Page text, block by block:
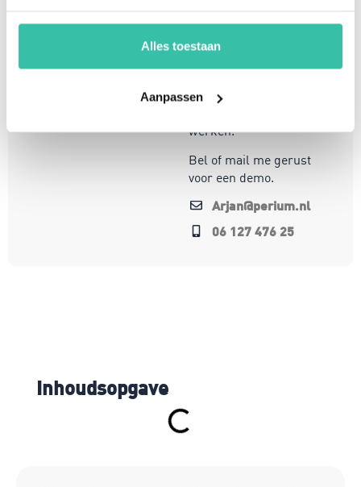
Alles toestaan
Aanpassen
organisaties om
weerbaar en compliant
wereld. Mijn focus ligt
werken.
Bel of mail me gerust
voor een demo.
Arjan@perium.nl
06 127 476 25
Inhoudsopgave